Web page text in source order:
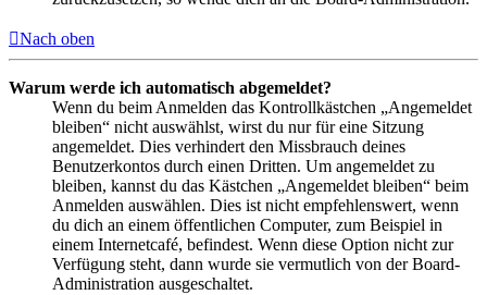
Nach oben
Warum werde ich automatisch abgemeldet?
Wenn du beim Anmelden das Kontrollkästchen „Angemeldet
bleiben“ nicht auswählst, wirst du nur für eine Sitzung
angemeldet. Dies verhindert den Missbrauch deines
Benutzerkontos durch einen Dritten. Um angemeldet zu
bleiben, kannst du das Kästchen „Angemeldet bleiben“ beim
Anmelden auswählen. Dies ist nicht empfehlenswert, wenn
du dich an einem öffentlichen Computer, zum Beispiel in
einem Internetcafé, befindest. Wenn diese Option nicht zur
Verfügung steht, dann wurde sie vermutlich von der Board-
Administration ausgeschaltet.